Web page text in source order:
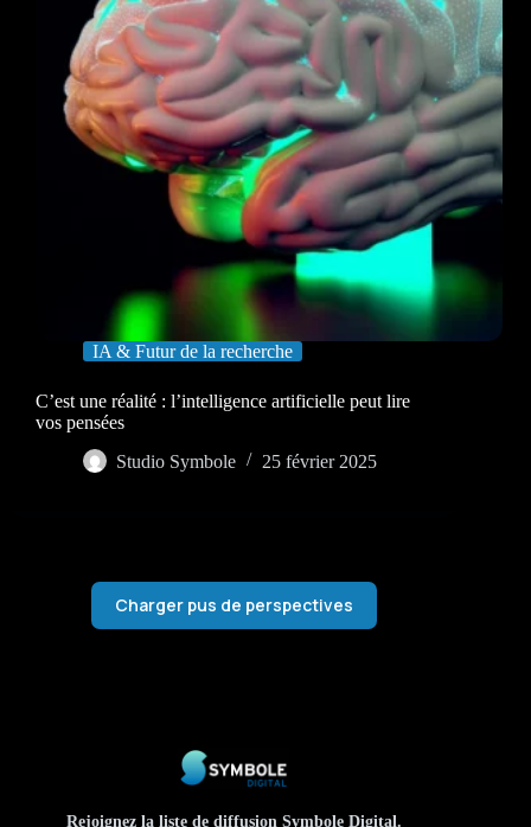
IA & Futur de la recherche
C’est une réalité : l’intelligence artificielle peut lire
vos pensées
Studio Symbole
25 février 2025
Charger pus de perspectives
Rejoignez la liste de diffusion Symbole Digital.